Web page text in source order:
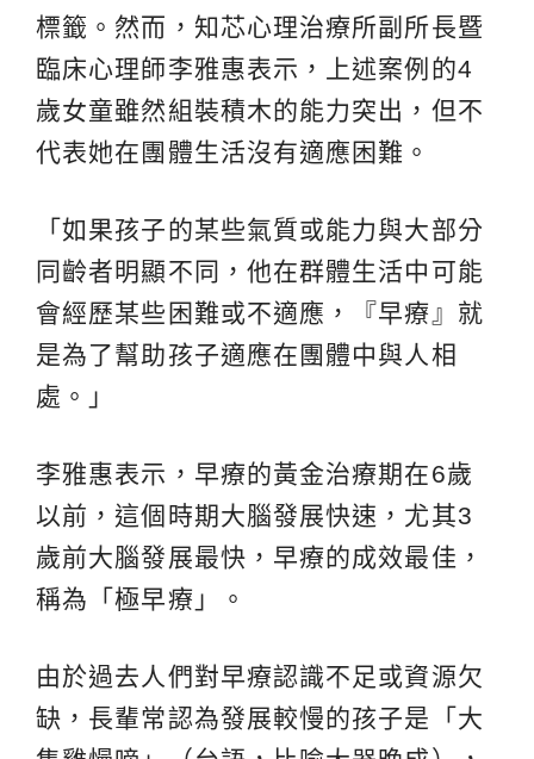
標籤。然而，知芯心理治療所副所長暨
臨床心理師李雅惠表示，上述案例的4
歲女童雖然組裝積木的能力突出，但不
代表她在團體生活沒有適應困難。
「如果孩子的某些氣質或能力與大部分
同齡者明顯不同，他在群體生活中可能
會經歷某些困難或不適應，『早療』就
是為了幫助孩子適應在團體中與人相
處。」
李雅惠表示，早療的黃金治療期在6歲
以前，這個時期大腦發展快速，尤其3
歲前大腦發展最快，早療的成效最佳，
稱為「極早療」。
由於過去人們對早療認識不足或資源欠
缺，長輩常認為發展較慢的孩子是「大